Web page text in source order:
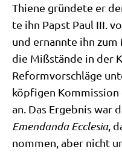
Thie­ne grün­de­te er
te ihn Papst Paul III.
und ernann­te ihn
die Miß­stän­de in der
Reform­vor­schlä­ge
köp­fi­gen Kom­mis­si­on
an. Das Ergeb­nis war
Emend­an­da Eccle­sia,
nom­men, aber nicht